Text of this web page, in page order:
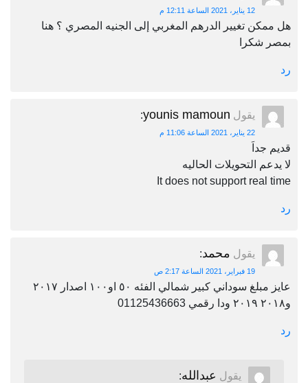
12 يناير، 2021 الساعة 12:11 م
هل ممكن تغيير الدرهم المغربي إلى الجنيه المصري ؟ هنا
بمصر شكرا
رد
يقول younis mamoun
:
22 يناير، 2021 الساعة 11:06 م
قديم جداَ
لا يدعم التحويلات الحاليه
It does not support real time
رد
يقول محمد:
19 فبراير، 2021 الساعة 2:17 ص
عايز مبلغ سوداني كبير شمالي الفئه ٥٠ او١٠٠ اصدار ٢٠١٧
و٢٠١٨ ٢٠١٩ ودا رقمي 01125436663
رد
يقول عبدالله: